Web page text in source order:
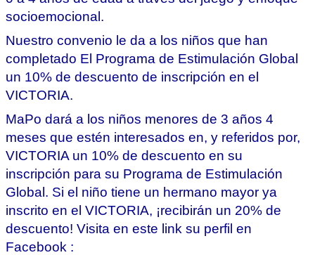
socioemocional.
Nuestro convenio le da a los niños que han
completado El Programa de Estimulación Global
un 10% de descuento de inscripción en el
VICTORIA.
MaPo dará a los niños menores de 3 años 4
meses que estén interesados en, y referidos por,
VICTORIA un 10% de descuento en su
inscripción para su Programa de Estimulación
Global. Si el niño tiene un hermano mayor ya
inscrito en el VICTORIA, ¡recibirán un 20% de
descuento! Visita en este link su perfil en
Facebook :